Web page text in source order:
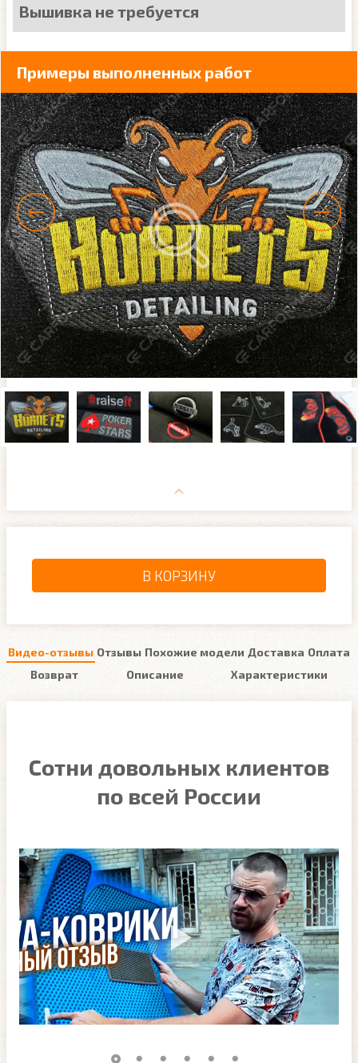
Вышивка не требуется
Примеры выполненных работ
В КОРЗИНУ
Видео-отзывы Отзывы Похожие модели Доставка Оплата
Возврат
Описание Характеристики
Сотни довольных клиентов
по всей России